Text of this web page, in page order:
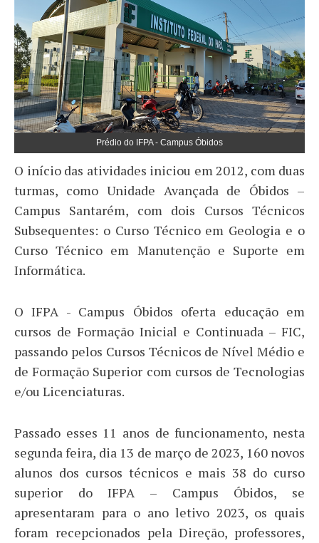
Prédio do IFPA - Campus Óbidos
O início das atividades iniciou em 2012, com duas
turmas, como Unidade Avançada de Óbidos –
Campus Santarém, com dois Cursos Técnicos
Subsequentes: o Curso Técnico em Geologia e o
Curso Técnico em Manutenção e Suporte em
Informática.
O IFPA - Campus Óbidos oferta educação em
cursos de Formação Inicial e Continuada – FIC,
passando pelos Cursos Técnicos de Nível Médio e
de Formação Superior com cursos de Tecnologias
e/ou Licenciaturas.
Passado esses 11 anos de funcionamento, nesta
segunda feira, dia 13 de março de 2023, 160 novos
alunos dos cursos técnicos e mais 38 do curso
superior do IFPA – Campus Óbidos, se
apresentaram para o ano letivo 2023, os quais
foram recepcionados pela Direção, professores,